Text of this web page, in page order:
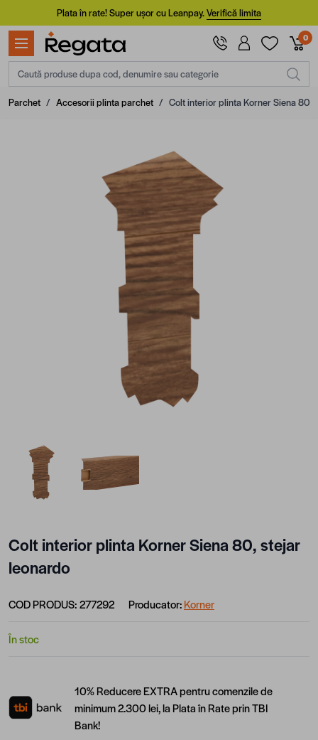
Mergi la ConținutPlata în rate! Super ușor cu Leanpay.Verifică limita
0
Caută produse dupa cod, denumire sau categorie
Parchet / Accesorii plinta parchet / Colt interior plinta Korner Siena 80,
View larger image
Colt interior plinta Korner Siena 80, stejar
leonardo
COD PRODUS:277292 Producator:Korner
În stoc
10% Reducere EXTRA pentru comenzile de
minimum 2.300 lei, la Plata în Rate prin TBI
Bank!